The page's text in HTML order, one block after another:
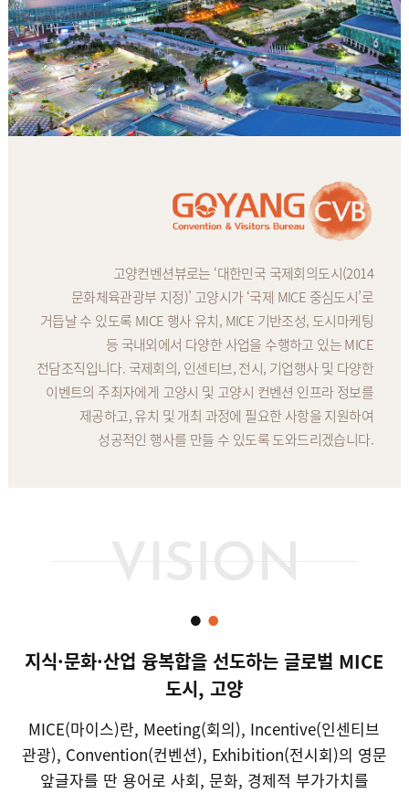
고양컨벤션뷰로는 ‘대한민국 국제회의도시(2014
문화체육관광부 지정)’ 고양시가 ‘국제 MICE 중심도시’로
거듭날 수 있도록 MICE 행사 유치, MICE 기반조성, 도시마케팅
등 국내외에서 다양한 사업을 수행하고 있는 MICE
전담조직입니다. 국제회의, 인센티브, 전시, 기업행사 및 다양한
이벤트의 주최자에게 고양시 및 고양시 컨벤션 인프라 정보를
제공하고, 유치 및 개최 과정에 필요한 사항을 지원하여
성공적인 행사를 만들 수 있도록 도와드리겠습니다.
지식·문화·산업 융복합을 선도하는 글로벌 MICE
도시, 고양
MICE(마이스)란, Meeting(회의), Incentive(인센티브
관광), Convention(컨벤션), Exhibition(전시회)의 영문
앞글자를 딴 용어로 사회, 문화, 경제적 부가가치를